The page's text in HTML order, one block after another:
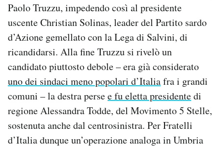
Paolo Truzzu, impedendo così al presidente
uscente Christian Solinas, leader del Partito sardo
d’Azione gemellato con la Lega di Salvini, di
ricandidarsi. Alla fine Truzzu si rivelò un
candidato piuttosto debole – era già considerato
uno dei sindaci meno popolari d’Italiafra i grandi
comuni – la destra persee fu eletta presidentedi
regione Alessandra Todde, del Movimento 5 Stelle,
sostenuta anche dal centrosinistra. Per Fratelli
d’Italia dunque un’operazione analoga in Umbria